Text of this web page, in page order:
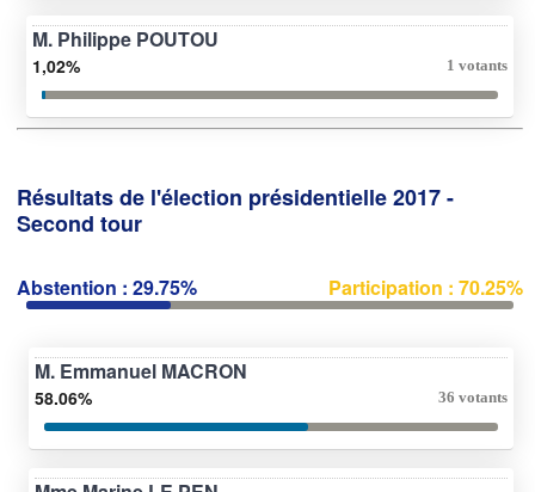
M. Philippe POUTOU
1,02% 1 votants
Résultats de l'élection présidentielle 2017 -
Second tour
Abstention : 29.75% Participation : 70.25%
M. Emmanuel MACRON
58.06% 36 votants